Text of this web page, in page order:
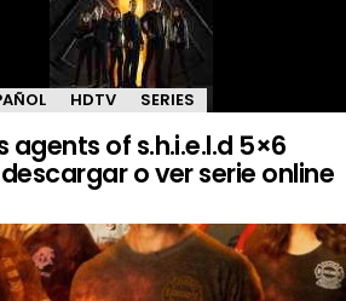
HDTV SERIES
agents of s.h.i.e.l.d 5×6
o ver serie online